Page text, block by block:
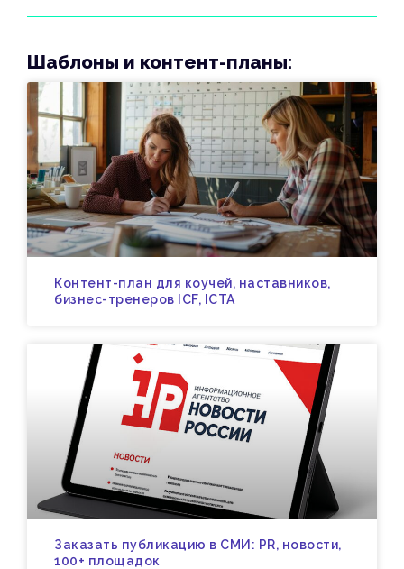
Шаблоны и контент-планы:
Контент-план для коучей, наставников,
бизнес-тренеров ICF, ICTA
Заказать публикацию в СМИ: PR, новости,
100+ площадок